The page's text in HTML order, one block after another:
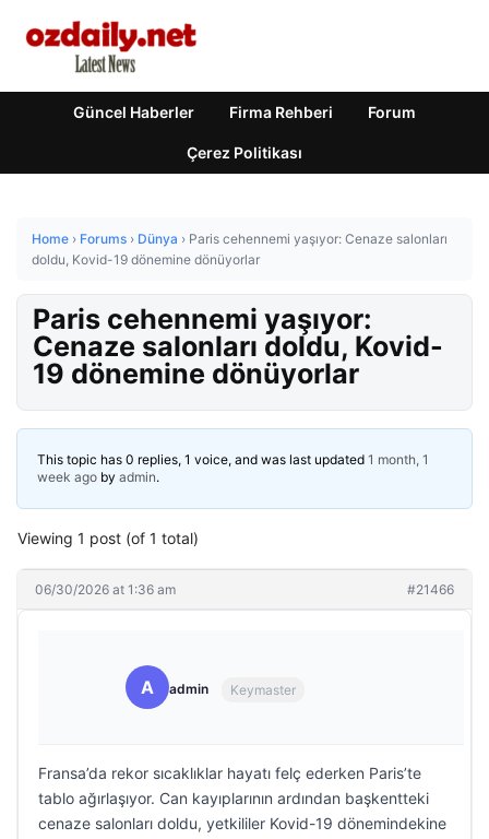
Güncel Haberler Firma Rehberi Forum
Çerez Politikası
Home › Forums › Dünya › Paris cehennemi yaşıyor: Cenaze salonları
doldu, Kovid-19 dönemine dönüyorlar
Paris cehennemi yaşıyor:
Cenaze salonları doldu, Kovid-
19 dönemine dönüyorlar
This topic has 0 replies, 1 voice, and was last updated 1 month, 1
week ago by admin.
Viewing 1 post (of 1 total)
06/30/2026 at 1:36 am #21466
A admin Keymaster
Fransa’da rekor sıcaklıklar hayatı felç ederken Paris’te
tablo ağırlaşıyor. Can kayıplarının ardından başkentteki
cenaze salonları doldu, yetkililer Kovid-19 dönemindekine